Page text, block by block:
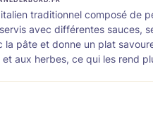
traditionnel composé de
avec différentes sauces,
la pâte et donne un plat
aux herbes, ce qui les rend